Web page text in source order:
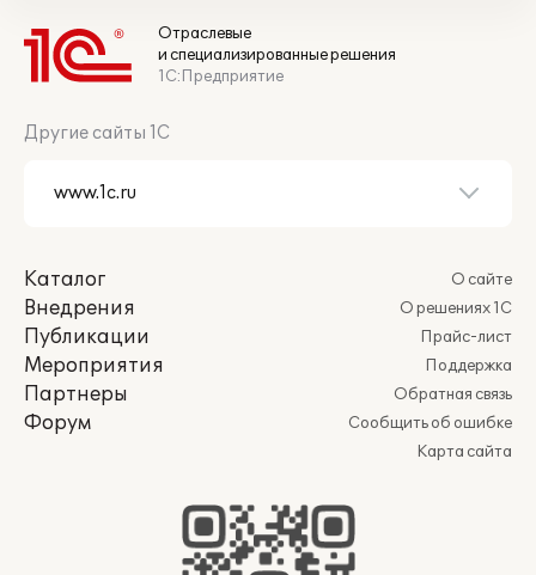
Отраслевые
и специализированные решения
1С:Предприятие
Другие сайты 1С
Каталог
Внедрения
Публикации
Мероприятия
Партнеры
Форум
О сайте
О решениях 1С
Прайс-лист
Поддержка
Обратная связь
Сообщить об ошибке
Карта сайта